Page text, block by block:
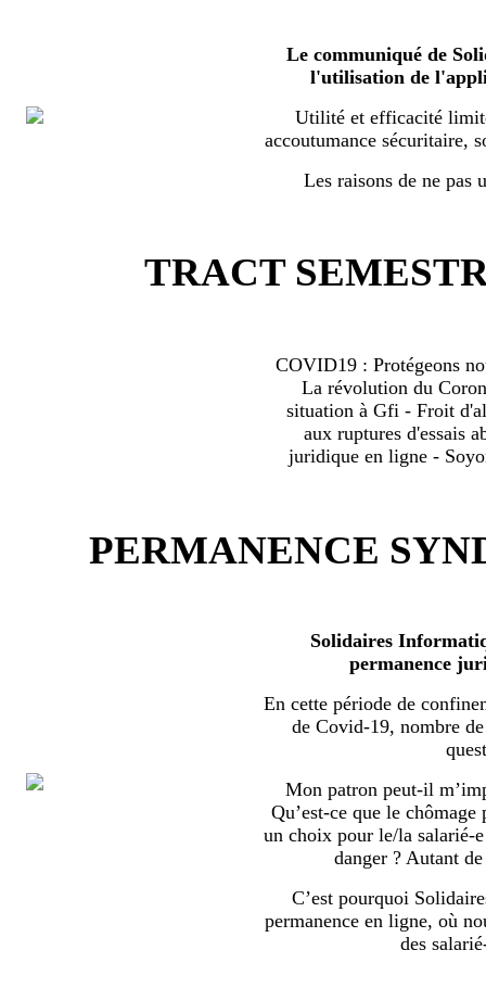
Le communiqué de
l'utilisation de
Utilité et efficacité
accoutumance sécuritaire,
Les raisons de ne pas
TRACT
COVID19 : Protégeons
La révolution du
situation à Gfi - Froit
aux ruptures d'essais
juridique en ligne -
PERMANENCE
Solidaires
permanence
En cette période de
de Covid-19, nombre
Mon patron peut-il
Qu’est-ce que le
un choix pour le/la salarié-
danger ? Autant
C’est pourquoi
permanence en ligne, où
des